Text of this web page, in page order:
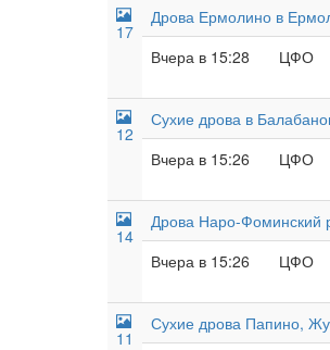
17
Дрова Ермолино в
Вчера в 15:28
ЦФО
12
Сухие дрова в
Вчера в 15:26
ЦФО
14
Дрова Наро-Фоминский
Вчера в 15:26
ЦФО
11
Сухие дрова Папино,